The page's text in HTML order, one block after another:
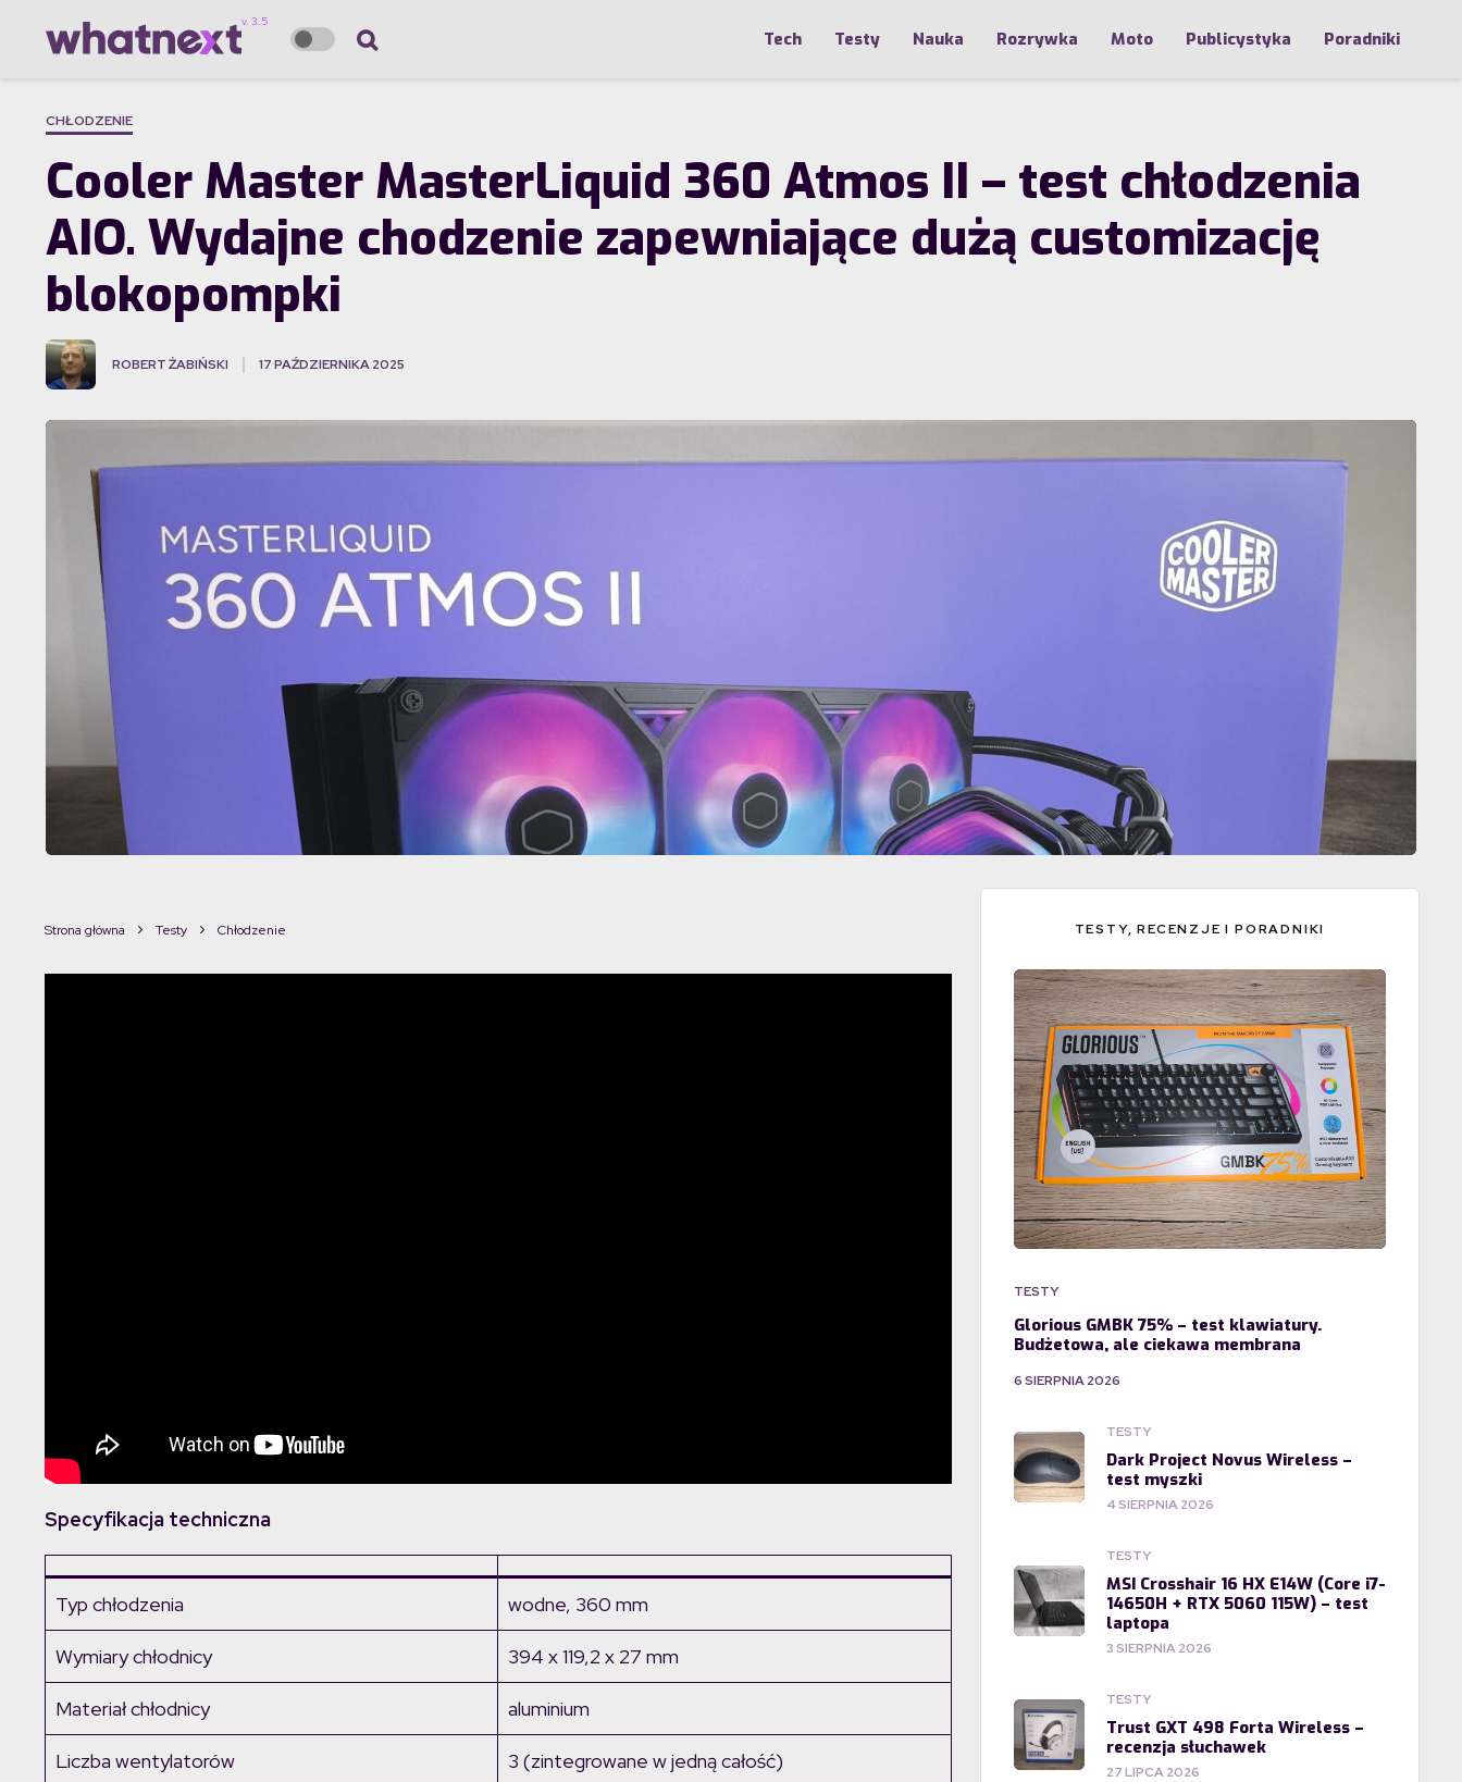
Tech Testy Nauka Rozrywka Moto Publicystyka Poradniki
CHŁODZENIE
Cooler Master MasterLiquid 360 Atmos II – test chłodzenia
AIO. Wydajne chodzenie zapewniające dużą customizację
blokopompki
ROBERT ŻABIŃSKI 17 PAŹDZIERNIKA 2025
Strona główna Testy Chłodzenie
Specyfikacja techniczna
Typ chłodzenia wodne, 360 mm
Wymiary chłodnicy 394 x 119,2 x 27 mm
Materiał chłodnicy aluminium
Liczba wentylatorów 3 (zintegrowane w jedną całość)
TESTY, RECENZJE I PORADNIKI
TESTY
Glorious GMBK 75% – test klawiatury.
Budżetowa, ale ciekawa membrana
6 SIERPNIA 2026
TESTY
Dark Project Novus Wireless –
test myszki
4 SIERPNIA 2026
TESTY
MSI Crosshair 16 HX E14W (Core i7-
14650H + RTX 5060 115W) – test
laptopa
3 SIERPNIA 2026
TESTY
Trust GXT 498 Forta Wireless –
recenzja słuchawek
27 LIPCA 2026